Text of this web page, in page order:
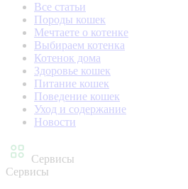
Все статьи
Породы кошек
Мечтаете о котенке
Выбираем котенка
Котенок дома
Здоровье кошек
Питание кошек
Поведение кошек
Уход и содержание
Новости
Сервисы
Сервисы